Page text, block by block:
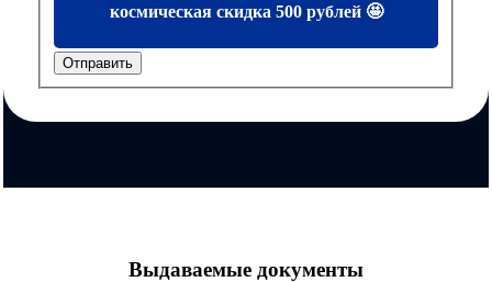
космическая скидка 500 рублей 🤩
Отправить
Выдаваемые документы